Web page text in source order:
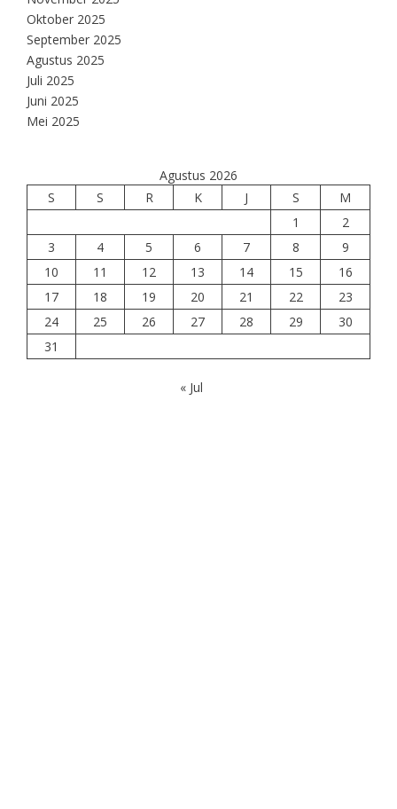
Oktober 2025
September 2025
Agustus 2025
Juli 2025
Juni 2025
Mei 2025
Agustus 2026
S
S R K J S
M
1
2
3
4 5 6 7 8
9
10
11 12 13 14 15
16
17
18 19 20 21 22
23
24
25 26 27 28 29
30
31
« Jul